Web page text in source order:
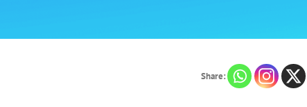
Share: